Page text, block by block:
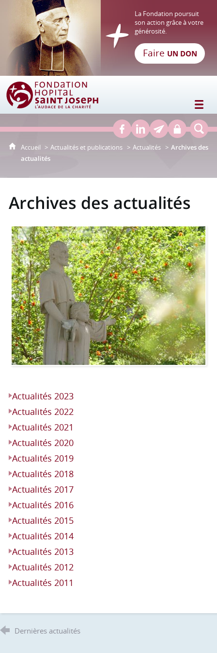
Fondation Hôpital Saint Joseph
La Fondation poursuit
son action grâce à votre
générosité.
Faire UN DON
Accueil Actualités et publications Actualités
Archives des
actualités
Archives des actualités
Actualités 2023
Actualités 2022
Actualités 2021
Actualités 2020
Actualités 2019
Actualités 2018
Actualités 2017
Actualités 2016
Actualités 2015
Actualités 2014
Actualités 2013
Actualités 2012
Actualités 2011
Dernières actualités